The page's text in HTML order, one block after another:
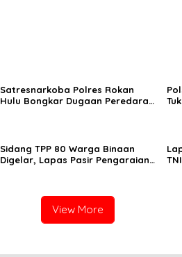
Satresnarkoba Polres Rokan
Hulu Bongkar Dugaan Peredaran
Sidang TPP 80 Warga Binaan
Digelar, Lapas Pasir Pengaraian
View More